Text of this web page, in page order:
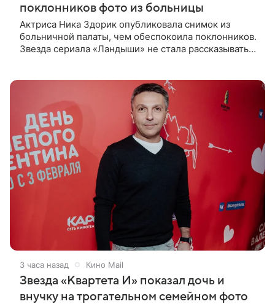
поклонников фото из больницы
Актриса Ника Здорик опубликовала снимок из
больничной палаты, чем обеспокоила поклонников.
Звезда сериала «Ландыши» не стала рассказывать,
3 часа назад Кино Mail
Звезда «Квартета И» показал дочь и
внучку на трогательном семейном фото